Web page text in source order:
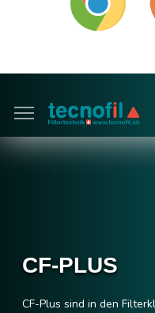
Mit veraltetem
CF-PLUS
CF-Plus sind in den